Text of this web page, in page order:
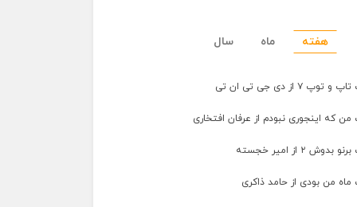
هفته ماه سال
۷ از دی جی تی ان تی
من که اینجوری نبودم از عرفان افتخاری
۲ از امیر خجسته
ماه من بودی از حامد ذاکری